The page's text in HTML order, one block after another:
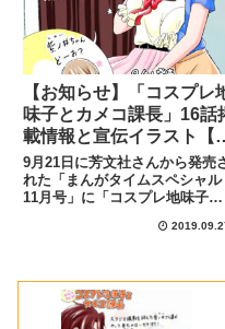
【お知らせ】「コスプレ
味子とカメコ課長」16話
載情報と宣伝イラスト【
んがタイムスペシャル11
号】
9月21日に芳文社さんから発売
れた「まんがタイムスペシャル
11月号」に「コスプレ地味子と
れています!まんがタイムスペシ
僚・喜藤さんとれいあちゃんと